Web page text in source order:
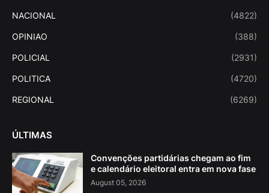
NACIONAL (4822)
OPINIAO (388)
POLICIAL (2931)
POLITICA (4720)
REGIONAL (6269)
ÚLTIMAS
Convenções partidárias chegam ao fim
e calendário eleitoral entra em nova fase
August 05, 2026